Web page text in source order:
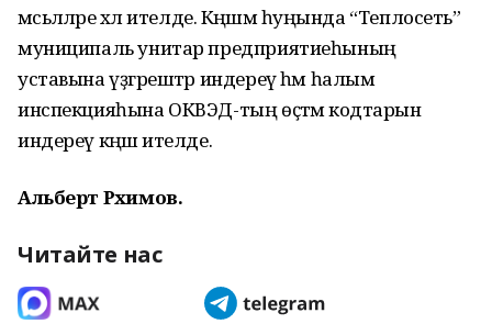
мәсьәләләре хәл ителде. Кәңәшмә һуңында “Теплосеть”
муниципаль унитар предприятиеһының
уставына үҙгәрештәр индереү һәм һалым
инспекцияһына ОКВЭД-тың өҫтәмә кодтарын
индереү кәңәш ителде.
Альберт Рәхимов.
Читайте нас